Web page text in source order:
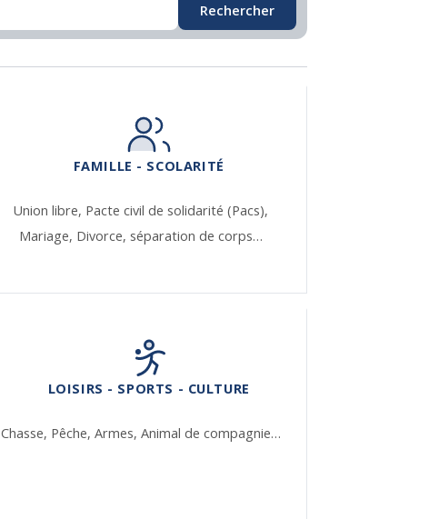
Rechercher
FAMILLE - SCOLARITÉ
Union libre, Pacte civil de solidarité (Pacs),
Mariage, Divorce, séparation de corps…
LOISIRS - SPORTS - CULTURE
Chasse, Pêche, Armes, Animal de compagnie…